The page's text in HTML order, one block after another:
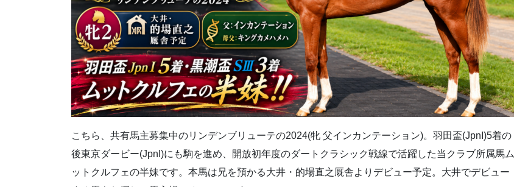
こちら、共有馬主募集中のリンデンブリューテの2024(牝 父インカンテーション)。羽田盃(JpnI)5着の
後東京ダービー(JpnI)にも駒を進め、開放初年度のダートクラシック戦線で活躍した当クラブ所属馬ム
ットクルフェの半妹です。本馬は兄を預かる大井・的場直之厩舎よりデビュー予定。大井でデビュー